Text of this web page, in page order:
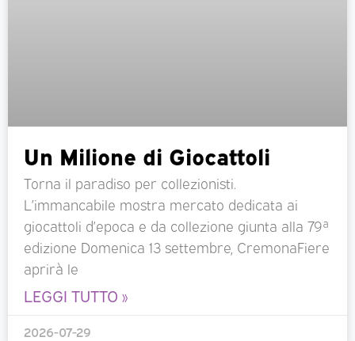
Un Milione di Giocattoli
Torna il paradiso per collezionisti.
L’immancabile mostra mercato dedicata ai
giocattoli d’epoca e da collezione giunta alla 79ª
edizione Domenica 13 settembre, CremonaFiere
aprirà le
LEGGI TUTTO »
2026-07-29